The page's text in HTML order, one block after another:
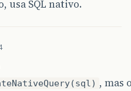
usa SQL nativo.
, mas